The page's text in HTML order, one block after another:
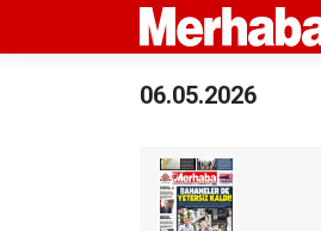
06.05.2026